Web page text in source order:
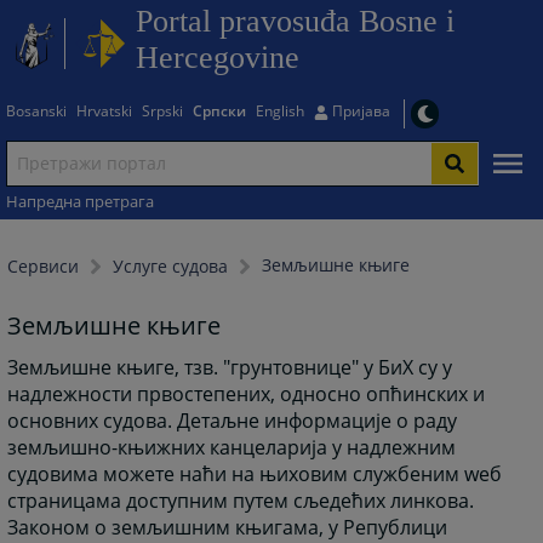
Portal pravosuđa Bosne i
Hercegovine
Bosanski Hrvatski Srpski Српски English Пријава
Напредна претрага
Сервиси Услуге судова Земљишне књиге
Земљишне књиге
Земљишне књиге, тзв. "грунтовнице" у БиХ су у
надлежности првостепених, односно опћинских и
основних судова. Детаљне информације о раду
земљишно-књижних канцеларија у надлежним
судовима можете наћи на њиховим службеним wеб
страницама доступним путем сљедећих линкова.
Законом о земљишним књигама, у Републици